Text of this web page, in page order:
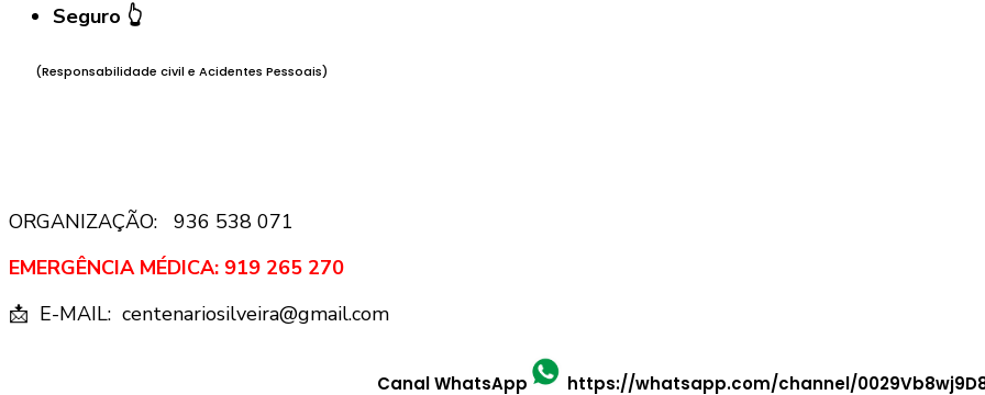
Seguro 👆
(Responsabilidade civil e Acidentes Pessoais)
ORGANIZAÇÃO: 936 538 071
EMERGÊNCIA MÉDICA: 919 265 270
📩 E-MAIL: centenariosilveira@gmail.com
Canal WhatsApp https://whatsapp.com/channel/